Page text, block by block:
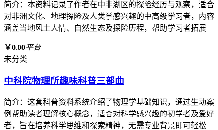
简介：本资料记录了作者在中非湖区的探险经历与观察，适合
对非洲文化、地理探险及人类学感兴趣的中高级学习者，内容
涵盖当地风土人情、自然生态及探险历程，帮助学习者拓展
￥0.00平台
未分类
中科院物理所趣味科普三部曲
简介：这套科普资料系统介绍了物理学基础知识，通过生动案
例帮助读者理解核心概念，适合对科学感兴趣的初学者及爱好
者，旨在培养科学思维和探索精神，无需专业背景即可轻松